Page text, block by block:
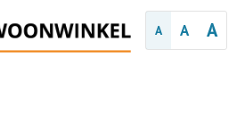
A A A